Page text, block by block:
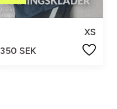
XS
350 SEK